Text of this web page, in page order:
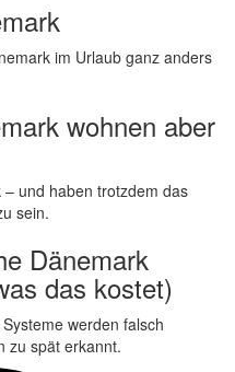
im Urlaub ganz anders
wohnen aber
und haben trotzdem das
sein.
Dänemark
das kostet)
werden falsch
zu spät erkannt.